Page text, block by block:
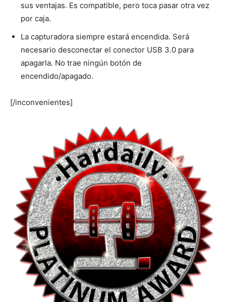
sus ventajas. Es compatible, pero toca pasar otra vez
por caja.
La capturadora siempre estará encendida. Será
necesario desconectar el conector USB 3.0 para
apagarla. No trae ningún botón de
encendido/apagado.
[/inconvenientes]